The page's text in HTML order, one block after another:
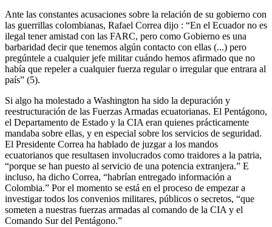
Ante las constantes acusaciones sobre la relación de su gobierno con
las guerrillas colombianas, Rafael Correa dijo : “En el Ecuador no es
ilegal tener amistad con las FARC, pero como Gobierno es una
barbaridad decir que tenemos algún contacto con ellas (...) pero
pregúntele a cualquier jefe militar cuándo hemos afirmado que no
había que repeler a cualquier fuerza regular o irregular que entrara al
país” (5).
Si algo ha molestado a Washington ha sido la depuración y
reestructuración de las Fuerzas Armadas ecuatorianas. El Pentágono,
el Departamento de Estado y la CIA eran quienes prácticamente
mandaba sobre ellas, y en especial sobre los servicios de seguridad.
El Presidente Correa ha hablado de juzgar a los mandos
ecuatorianos que resultasen involucrados como traidores a la patria,
“porque se han puesto al servicio de una potencia extranjera.” E
incluso, ha dicho Correa, “habrían entregado información a
Colombia.” Por el momento se está en el proceso de empezar a
investigar todos los convenios militares, públicos o secretos, “que
someten a nuestras fuerzas armadas al comando de la CIA y el
Comando Sur del Pentágono.”